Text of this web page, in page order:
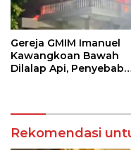
Gereja GMIM Imanuel
Kawangkoan Bawah
Dilalap Api, Penyebab
Rekomendasi